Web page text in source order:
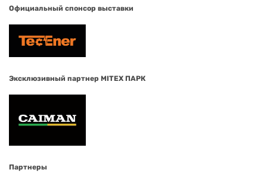
Официальный спонсор выставки
Эксклюзивный партнер MITEX ПАРК
Партнеры